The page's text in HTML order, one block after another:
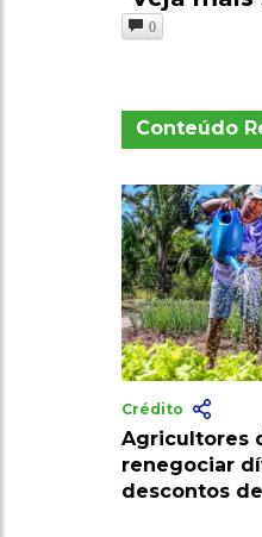
0
Conteúdo
Crédito
Agricultores
renegociar
descontos